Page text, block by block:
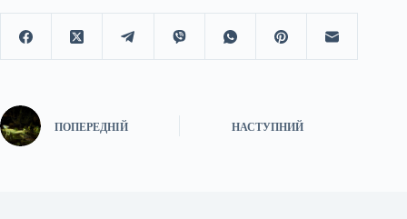
ПОПЕРЕДНІЙ НАСТУПНИЙ